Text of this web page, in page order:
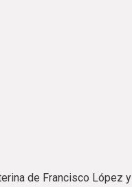
de Francisco López y